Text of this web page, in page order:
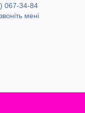
067-34-84
мені